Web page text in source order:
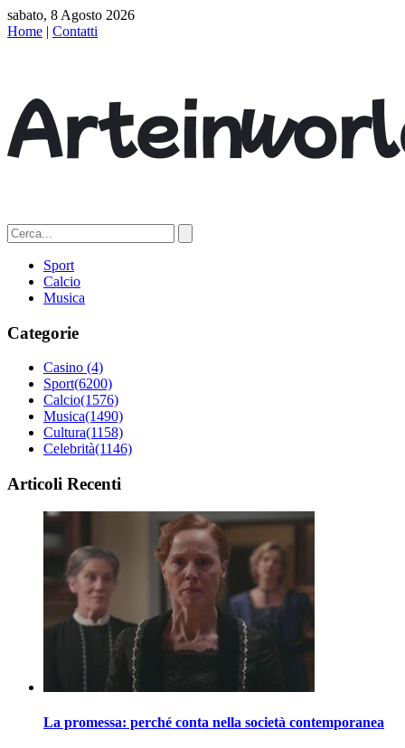
sabato, 8 Agosto 2026
Home | Contatti
Sport
Calcio
Musica
Categorie
Casino (4)
Sport(6200)
Calcio(1576)
Musica(1490)
Cultura(1158)
Celebrità(1146)
Articoli Recenti
La promessa: perché conta nella società contemporanea